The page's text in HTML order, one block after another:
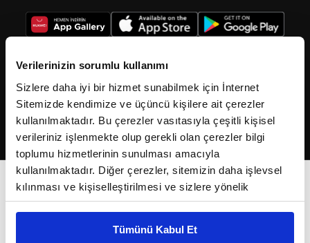
Verilerinizin sorumlu kullanımı
Sizlere daha iyi bir hizmet sunabilmek için İnternet
Sitemizde kendimize ve üçüncü kişilere ait çerezler
kullanılmaktadır. Bu çerezler vasıtasıyla çeşitli kişisel
verileriniz işlenmekte olup gerekli olan çerezler bilgi
toplumu hizmetlerinin sunulması amacıyla
kullanılmaktadır. Diğer çerezler, sitemizin daha işlevsel
kılınması ve kişiselleştirilmesi ve sizlere yönelik
reklam/pazarlama faaliyetlerinin yapılması, amaçlarıyla
Çerezlere ilişkin tercihlerinizi çerez paneli vasıtasıyla
Tümünü Kabul Et
2026Fikriyat. Tüm hakları saklıdır.